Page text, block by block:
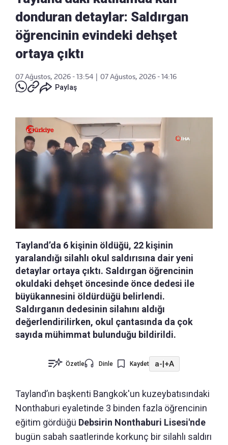
donduran detaylar: Saldırgan
öğrencinin evindeki dehşet
ortaya çıktı
07 Ağustos, 2026 - 13:54
07 Ağustos, 2026 - 14:16
Paylaş
Tayland’da 6 kişinin öldüğü, 22 kişinin
yaralandığı silahlı okul saldırısına dair yeni
detaylar ortaya çıktı. Saldırgan öğrencinin
okuldaki dehşet öncesinde önce dedesi ile
büyükannesini öldürdüğü belirlendi.
Saldırganın dedesinin silahını aldığı
değerlendirilirken, okul çantasında da çok
sayıda mühimmat bulunduğu bildirildi.
Özetle Dinle Kaydet a-|+A
Tayland’ın başkenti Bangkok'un kuzeybatısındaki
Nonthaburi eyaletinde 3 binden fazla öğrencinin
eğitim gördüğü Debsirin Nonthaburi Lisesi'nde
bugün sabah saatlerinde korkunç bir silahlı saldırı